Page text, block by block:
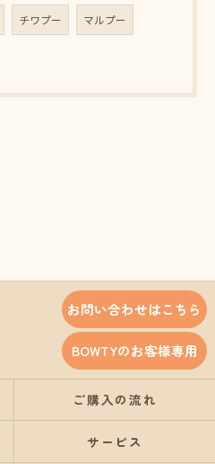
チワプー マルプー
お問い合わせはこちら
BOWTYのお客様専用
ご購入の流れ
サービス